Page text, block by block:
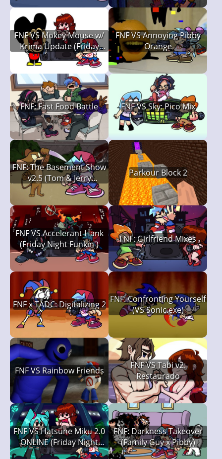
FNF VS Mokey Mouse w/
Krima Update (Friday
Night Funkin')
FNF VS Annoying Pibby
Orange
FNF: Fast Food Battle FNF VS Sky: Pico Mix
FNF: The Basement Show
v2.5 (Tom & Jerry
Creepypasta)
Parkour Block 2
FNF VS Accelerant Hank
(Friday Night Funkin')
FNF: Girlfriend Mixes
FNF x TADC: Digitalizing 2 FNF: Confronting Yourself
(VS Sonic.exe)
FNF VS Rainbow Friends
FNF VS Tabi v2:
Restaurado
FNF VS Hatsune Miku 2.0
ONLINE (Friday Night
Funkin')
FNF: Darkness Takeover
(Family Guy x Pibby)